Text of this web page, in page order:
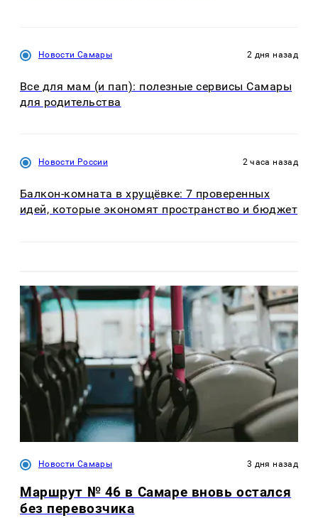
Новости Самары 2 дня назад
Все для мам (и пап): полезные сервисы Самары
для родительства
Новости России 2 часа назад
Балкон-комната в хрущёвке: 7 проверенных
идей, которые экономят пространство и бюджет
Новости Самары 3 дня назад
Маршрут № 46 в Самаре вновь остался
без перевозчика